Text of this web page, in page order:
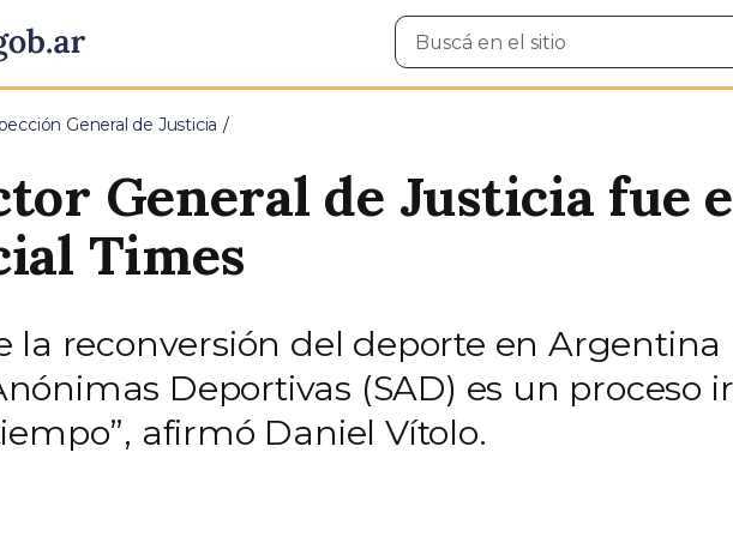
Buscar
en
General de Justicia
General de Justicia fue
Times
la reconversión del deporte en
Deportivas (SAD) es un proceso
afirmó Daniel Vítolo.